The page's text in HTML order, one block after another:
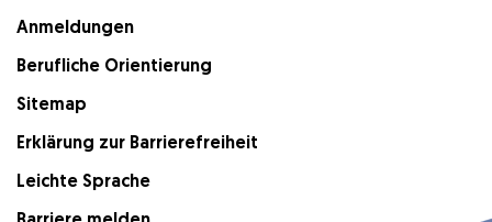
Anmeldungen
Berufliche Orientierung
Sitemap
Erklärung zur Barrierefreiheit
Leichte Sprache